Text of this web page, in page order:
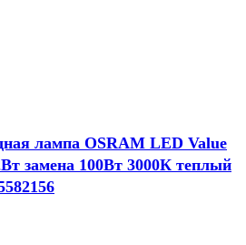
лампа OSRAM LED Value
замена 100Вт 3000К теплый